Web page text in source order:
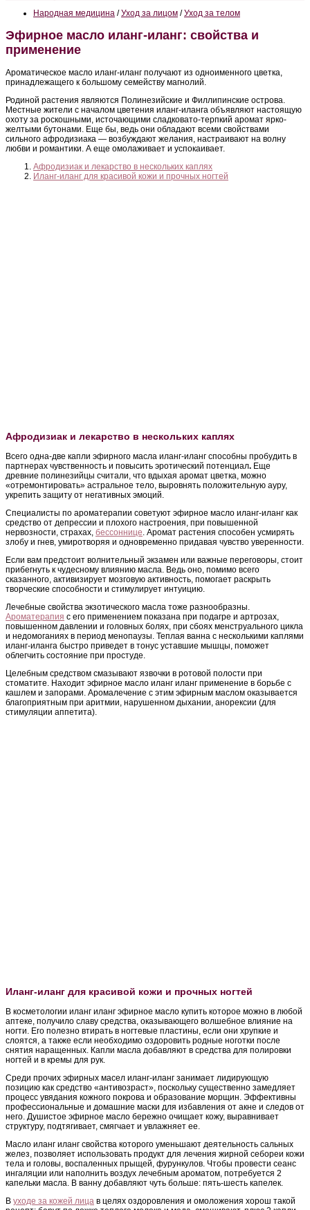
Народная медицина / Уход за лицом / Уход за телом
Эфирное масло иланг-иланг: свойства и
применение
Ароматическое масло иланг-иланг получают из одноименного цветка,
принадлежащего к большому семейству магнолий.
Родиной растения являются Полинезийские и Филлипинские острова.
Местные жители с началом цветения иланг-иланга объявляют настоящую
охоту за роскошными, источающими сладковато-терпкий аромат ярко-
желтыми бутонами. Еще бы, ведь они обладают всеми свойствами
сильного афродизиака — возбуждают желания, настраивают на волну
любви и романтики. А еще омолаживает и успокаивает.
Афродизиак и лекарство в нескольких каплях
Иланг-иланг для красивой кожи и прочных ногтей
Афродизиак и лекарство в нескольких каплях
Всего одна-две капли эфирного масла иланг-иланг способны пробудить в
партнерах чувственность и повысить эротический потенциал. Еще
древние полинезийцы считали, что вдыхая аромат цветка, можно
«отремонтировать» астральное тело, выровнять положительную ауру,
укрепить защиту от негативных эмоций.
Специалисты по ароматерапии советуют эфирное масло иланг-иланг как
средство от депрессии и плохого настроения, при повышенной
нервозности, страхах, бессоннице. Аромат растения способен усмирять
злобу и гнев, умиротворяя и одновременно придавая чувство уверенности.
Если вам предстоит волнительный экзамен или важные переговоры, стоит
прибегнуть к чудесному влиянию масла. Ведь оно, помимо всего
сказанного, активизирует мозговую активность, помогает раскрыть
творческие способности и стимулирует интуицию.
Лечебные свойства экзотического масла тоже разнообразны.
Ароматерапия с его применением показана при подагре и артрозах,
повышенном давлении и головных болях, при сбоях менструального цикла
и недомоганиях в период менопаузы. Теплая ванна с несколькими каплями
иланг-иланга быстро приведет в тонус уставшие мышцы, поможет
облегчить состояние при простуде.
Целебным средством смазывают язвочки в ротовой полости при
стоматите. Находит эфирное масло иланг иланг применение в борьбе с
кашлем и запорами. Аромалечение с этим эфирным маслом оказывается
благоприятным при аритмии, нарушенном дыхании, анорексии (для
стимуляции аппетита).
Иланг-иланг для красивой кожи и прочных ногтей
В косметологии иланг иланг эфирное масло купить которое можно в любой
аптеке, получило славу средства, оказывающего волшебное влияние на
ногти. Его полезно втирать в ногтевые пластины, если они хрупкие и
слоятся, а также если необходимо оздоровить родные ноготки после
снятия наращенных. Капли масла добавляют в средства для полировки
ногтей и в кремы для рук.
Среди прочих эфирных масел иланг-иланг занимает лидирующую
позицию как средство «антивозраст», поскольку существенно замедляет
процесс увядания кожного покрова и образование морщин. Эффективны
профессиональные и домашние маски для избавления от акне и следов от
него. Душистое эфирное масло бережно очищает кожу, выравнивает
структуру, подтягивает, смягчает и увлажняет ее.
Масло иланг иланг свойства которого уменьшают деятельность сальных
желез, позволяет использовать продукт для лечения жирной себореи кожи
тела и головы, воспаленных прыщей, фурункулов. Чтобы провести сеанс
ингаляции или наполнить воздух лечебным ароматом, потребуется 2
капельки масла. В ванну добавляют чуть больше: пять-шесть капелек.
В уходе за кожей лица в целях оздоровления и омоложения хорош такой